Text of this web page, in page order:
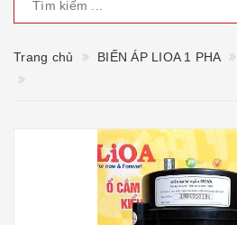
Trang chủ BIẾN ÁP LIOA 1 PHA